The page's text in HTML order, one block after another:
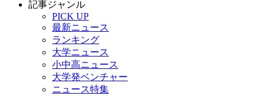
記事ジャンル
PICK UP
最新ニュース
ランキング
大学ニュース
小中高ニュース
大学発ベンチャー
ニュース特集